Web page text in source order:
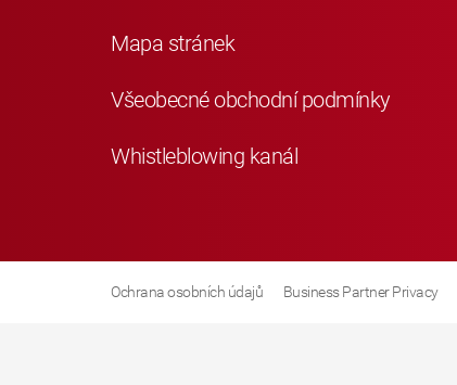
Mapa stránek
Všeobecné obchodní podmínky
Whistleblowing kanál
Ochrana osobních údajů Business Partner Privacy